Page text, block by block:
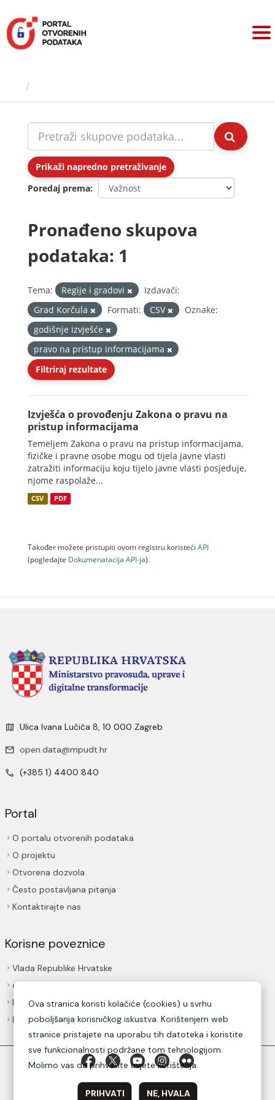
sadržaj
Prikaži napredno pretraživanje
Poredaj prema
Pronađeno skupova
podataka: 1
Tema: Regije i gradovi
Izdavači:
Grad Korčula
Formati: CSV
Oznake:
godišnje izvješće
pravo na pristup informacijama
Filtriraj rezultate
Izvješća o provođenju Zakona o pravu na
pristup informacijama
Temeljem Zakona o pravu na pristup informacijama,
fizičke i pravne osobe mogu od tijela javne vlasti
zatražiti informaciju koju tijelo javne vlasti posjeduje,
njome raspolaže...
CSV PDF
Također možete pristupiti ovom registru koristeći API
(pogledajte Dokumenаtаcijа API-jа).